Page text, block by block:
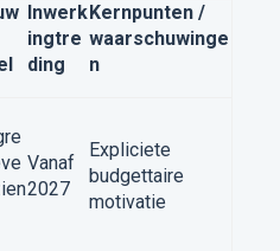
Inwerk
ingtre
ding
Kernpunten /
waarschuwinge
n
Vanaf
2027
Expliciete
budgettaire
motivatie